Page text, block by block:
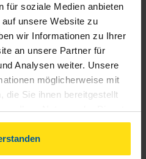
für soziale Medien anbieten
unsere Website zu
wir Informationen zu Ihrer
an unsere Partner für
Analysen weiter. Unsere
möglicherweise mit
die Sie ihnen bereitgestellt
Ihrer Nutzung der Dienste
auf Einverstanden klicken,
von Cookies, gemäß
zustimmen.
ist Ihre VLH-Beratungsstelle
Zusatzkosten.
Leistungen nur einen